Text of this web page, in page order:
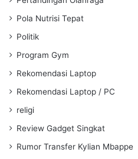
Pola Nutrisi Tepat
Politik
Program Gym
Rekomendasi Laptop
Rekomendasi Laptop / PC
religi
Review Gadget Singkat
Rumor Transfer Kylian Mbappe